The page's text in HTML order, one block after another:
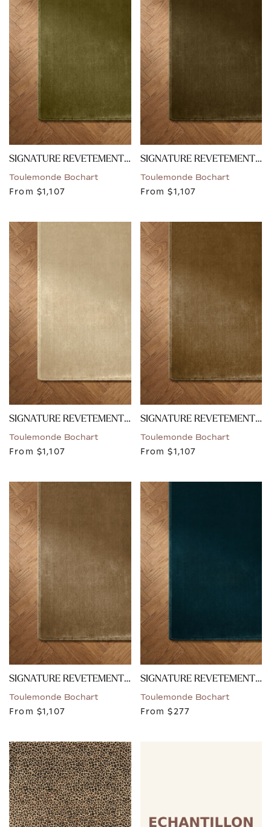
SIGNATURE REVETEMENT - VERT
Toulemonde Bochart
From $1,107
SIGNATURE REVETEMENT - VERT BRONZE
Toulemonde Bochart
From $1,107
SIGNATURE REVETEMENT - SABLE
Toulemonde Bochart
From $1,107
SIGNATURE REVETEMENT - OCRE
Toulemonde Bochart
From $1,107
SIGNATURE REVETEMENT - CAPPUCINO
Toulemonde Bochart
From $1,107
SIGNATURE REVETEMENT - BLEU
Toulemonde Bochart
From $277